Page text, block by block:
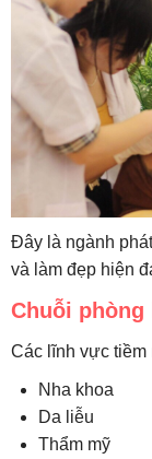
Đây là ngành
và làm đẹp hiện
Chuỗi phòng
Các lĩnh vực tiềm
Nha khoa
Da liễu
Thẩm mỹ